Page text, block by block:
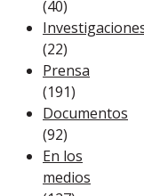
(40)
(22)
Prensa
(191)
Documentos
(92)
En los
medios